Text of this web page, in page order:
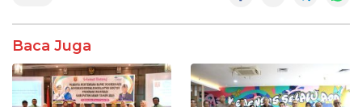
o
o
k
p
p
Baca Juga